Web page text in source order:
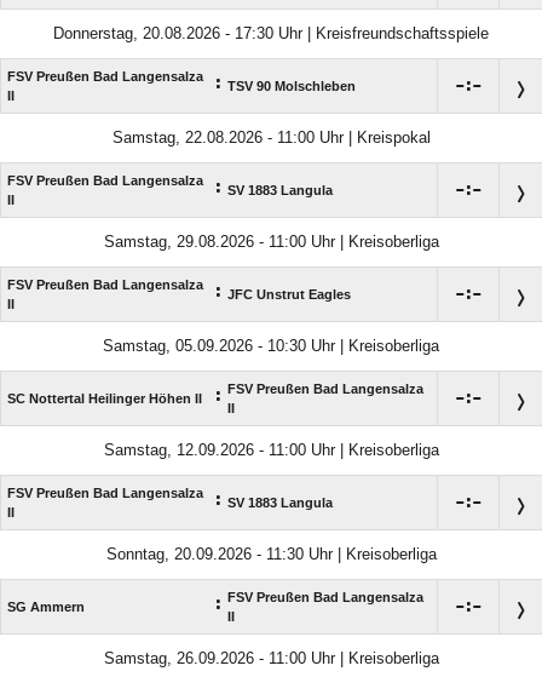
Donnerstag, 20.08.2026 - 17:30 Uhr | Kreisfreundschaftsspiele
FSV Preußen Bad Langensalza
: TSV 90 Molschleben :
Samstag, 22.08.2026 - 11:00 Uhr | Kreispokal
FSV Preußen Bad Langensalza
: SV 1883 Langula :
Samstag, 29.08.2026 - 11:00 Uhr | Kreisoberliga
FSV Preußen Bad Langensalza
: JFC Unstrut Eagles :
Samstag, 05.09.2026 - 10:30 Uhr | Kreisoberliga
SC Nottertal Heilinger Höhen II :
FSV Preußen Bad Langensalza
:
Samstag, 12.09.2026 - 11:00 Uhr | Kreisoberliga
FSV Preußen Bad Langensalza
: SV 1883 Langula :
Sonntag, 20.09.2026 - 11:30 Uhr | Kreisoberliga
SG Ammern :
FSV Preußen Bad Langensalza
:
Samstag, 26.09.2026 - 11:00 Uhr | Kreisoberliga